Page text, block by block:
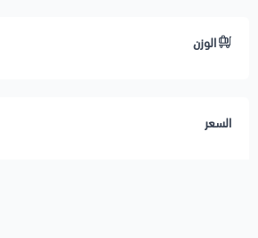
تركيب مباشر بدون تعديل
🛠️ ملاحظات المحمادي
الوزن
السعر